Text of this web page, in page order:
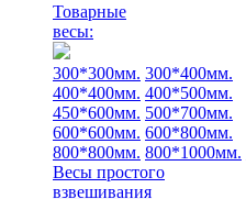
Товарные
весы:
300*300мм. 300*400мм.
400*400мм. 400*500мм.
450*600мм. 500*700мм.
600*600мм. 600*800мм.
800*800мм. 800*1000мм.
Весы простого
взвешивания